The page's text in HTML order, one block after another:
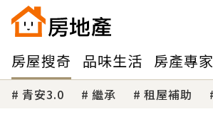
房屋搜奇 品味生活 房產專家
青安3.0 繼承 租屋補助